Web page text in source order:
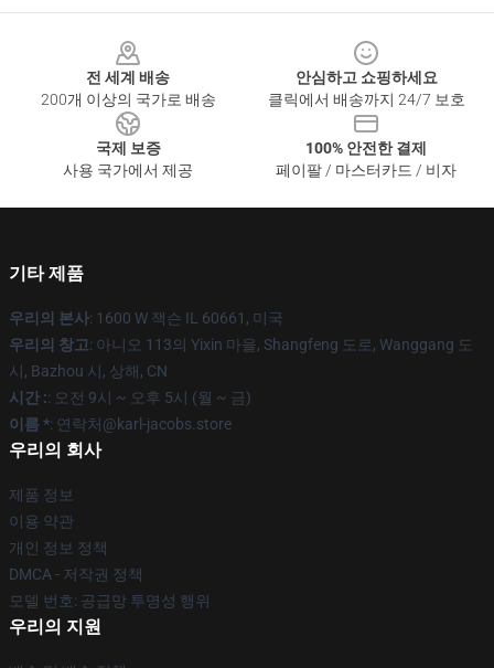
전 세계 배송
200개 이상의 국가로 배송
안심하고 쇼핑하세요
클릭에서 배송까지 24/7 보호
국제 보증
사용 국가에서 제공
100% 안전한 결제
페이팔 / 마스터카드 / 비자
기타 제품
우리의 본사: 1600 W 잭슨 IL 60661, 미국
우리의 창고: 아니오 113의 Yixin 마을, Shangfeng 도로, Wanggang 도
시, Bazhou 시, 상해, CN
시간 :: 오전 9시 ~ 오후 5시 (월 ~ 금)
이름 *: 연락처@karl-jacobs.store
우리의 회사
제품 정보
이용 약관
개인 정보 정책
DMCA - 저작권 정책
모델 번호: 공급망 투명성 행위
우리의 지원